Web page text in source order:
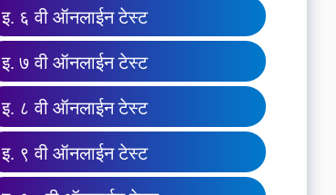
इ. ६ वी ऑनलाईन टेस्ट
इ. ७ वी ऑनलाईन टेस्ट
इ. ८ वी ऑनलाईन टेस्ट
इ. ९ वी ऑनलाईन टेस्ट